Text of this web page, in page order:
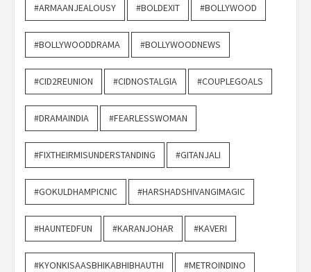
#ARMAANJEALOUSY #BOLDEXIT #BOLLYWOOD
#BOLLYWOODDRAMA #BOLLYWOODNEWS
#CID2REUNION #CIDNOSTALGIA #COUPLEGOALS
#DRAMAINDIA #FEARLESSWOMAN
#FIXTHEIRMISUNDERSTANDING #GITANJALI
#GOKULDHAMPICNIC #HARSHADSHIVANGIMAGIC
#HAUNTEDFUN #KARANJOHAR #KAVERI
#KYONKISAASBHIKABHIBHAUTHI #METROINDINO